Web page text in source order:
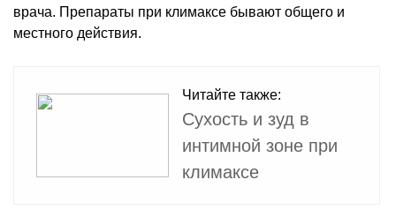
врача. Препараты при климаксе бывают общего и
местного действия.
Читайте также:
Сухость и зуд в
интимной зоне при
климаксе